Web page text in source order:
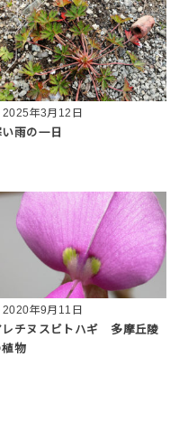
2025年3月12日
雨の一日
2020年9月11日
レチヌスビトハギ 多摩丘陵
植物